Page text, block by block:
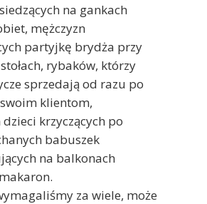
na gankach
mężczyzn
partyjkę brydża przy
rybaków, którzy
sprzedają od razu po
klientom,
krzyczących po
babuszek
na balkonach
za wiele, może